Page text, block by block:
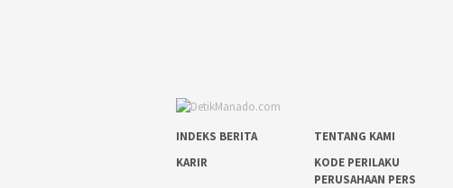
INDEKS BERITA TENTANG KAMI
KARIR
KODE PERILAKU
PERUSAHAAN PERS